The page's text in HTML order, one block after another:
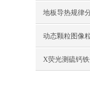
地板导热规律
动态颗粒图像
理
X荧光测硫钙